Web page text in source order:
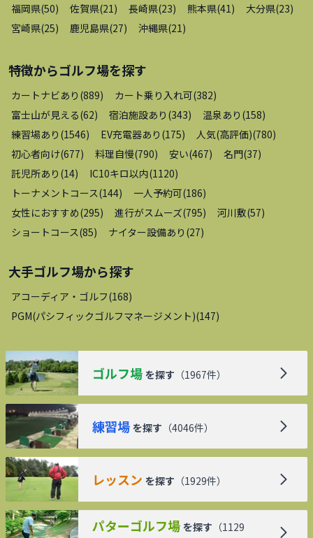
福岡県(50) 佐賀県(21 ) 長崎県(23) 熊本県(41 ) 大分県(23)
宮崎県(25) 鹿児島県(27) 沖縄県(21 )
特徴からゴルフ場を探す
カートナビあり (889) カート乗り入れ可(382)
富士山が見える(62) 宿泊施設あり (343) 温泉あり (158)
練習場あり (1546) EV充電器あり (175) 人気(高評価)(780)
初心者向け(677) 料理自慢(790) 安い(467) 名門(37)
託児所あり (14) IC10キロ以内(1120)
トーナメントコース(144) 一人予約可(186)
女性におすすめ(295) 進行がスムーズ(795) 河川敷(57)
ショートコース(85) ナイター設備あり (27)
大手ゴルフ場から探す
アコーディア・ゴルフ(168)
PGM(パシフィックゴルフマネージメント)(147)
ゴルフ場 を探す （1967件）
練習場 を探す （4046件）
レッスン を探す （1929件）
パターゴルフ場 を探す （1129